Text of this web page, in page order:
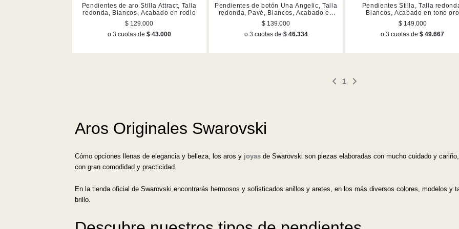
Pendientes de aro Stilla Attract, Talla
redonda, Blancos, Acabado en rodio
$ 129.000
o 3 cuotas de $ 43.000
Pendientes de botón Una Angelic, Talla
redonda, Pavé, Blancos, Acabado en
tono oro rosa
$ 139.000
o 3 cuotas de $ 46.334
Pendientes Stilla, Talla
Blancos, Acabado en tono oro
$ 149.000
o 3 cuotas de$ 49.667
1
Aros Originales Swarovski
Cómo opciones llenas de elegancia y belleza, los aros y joyasde Swarovski son piezas elaboradas con mucho cuidado y
con gran comodidad y practicidad.
En la tienda oficial de Swarovski encontrarás hermosos y sofisticados anillos y aretes, en los más diversos colores, modelos y
brillo.